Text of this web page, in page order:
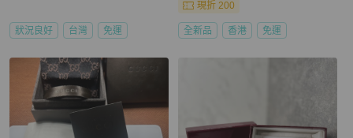
狀況良好 台灣 免運
現折 200
全新品 香港 免運